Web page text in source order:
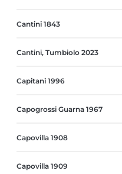
Cantini 1843
Cantini, Tumbiolo 2023
Capitani 1996
Capogrossi Guarna 1967
Capovilla 1908
Capovilla 1909